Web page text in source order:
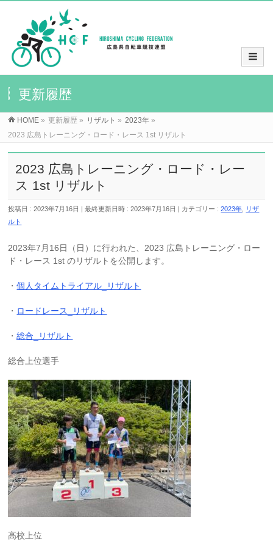
更新履歴
HOME » 更新履歴 » リザルト » 2023年 »
2023 広島トレーニング・ロード・レース 1st リザルト
2023 広島トレーニング・ロード・レー
ス 1st リザルト
投稿日 : 2023年7月16日 最終更新日時 : 2023年7月16日 カテゴリー :2023年
リザ
ルト
2023年7月16日（日）に行われた、2023 広島トレーニング・ロー
ド・レース 1st のリザルトを公開します。
・個人タイムトライアル_リザルト
・ ロードレース_リザルト
・総合_リザルト
総合上位選手
高校上位